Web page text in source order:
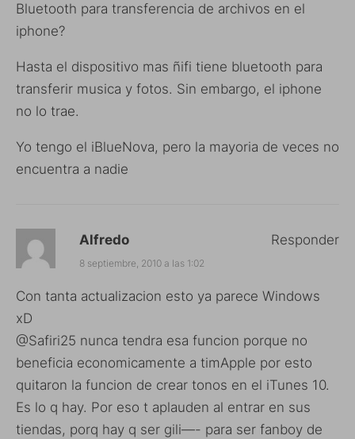
Bluetooth para transferencia de archivos en el
iphone?
Hasta el dispositivo mas ñifi tiene bluetooth para
transferir musica y fotos. Sin embargo, el iphone
no lo trae.
Yo tengo el iBlueNova, pero la mayoria de veces no
encuentra a nadie
Alfredo
8 septiembre, 2010 a las 1:02
Con tanta actualizacion esto ya parece Windows
xD
@Safiri25 nunca tendra esa funcion porque no
beneficia economicamente a timApple por esto
quitaron la funcion de crear tonos en el iTunes 10.
Es lo q hay. Por eso t aplauden al entrar en sus
tiendas, porq hay q ser gili—- para ser fanboy de
Responder